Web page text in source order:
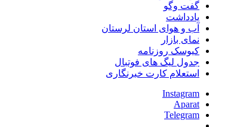
گفت وگو
یادداشت
آب و هوای استان لرستان
نمای بازار
کیوسک روزنامه
جدول لیگ های فوتبال
استعلام کارت خبرنگاری
Instagram
Aparat
Telegram